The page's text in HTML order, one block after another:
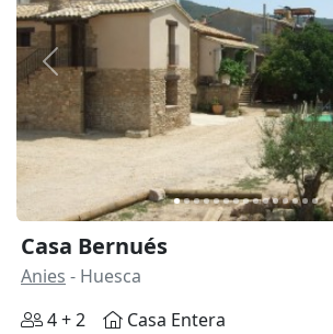
Anterior
Casa Bernués
Anies - Huesca
4 + 2
Casa Entera